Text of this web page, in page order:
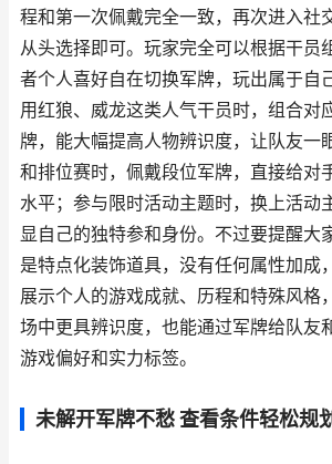
程和第一次佩戴完全一致，再次进入社
从头选择即可。玩家完全可以根据干员
者个人喜好自在切换军牌，玩出属于自
用红狼、威龙这类人气干员时，组合对
牌，能大幅提高人物辨识度，让队友一
和排位赛时，佩戴段位军牌，直接给对
水平；参与限时活动主题时，换上活动
显自己的独特参和身份。不过要提醒大
是特点化装饰道具，没有任何属性加成
展示个人的游戏成就、历程和特殊风格
场中更具辨识度，也能通过军牌给队友
游戏偏好和实力标签。
未解开军牌不愁 查看条件轻松规